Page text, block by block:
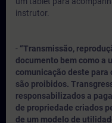
instrutor.
- “Transmissão,
documento bem como a
comunicação deste para
são proibidos.
responsabilizados a
de propriedade criados
de um modelo de